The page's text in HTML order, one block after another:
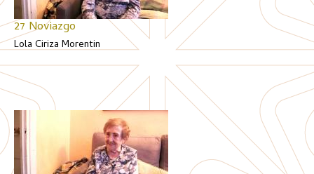
27 Noviazgo
Lola Ciriza Morentin